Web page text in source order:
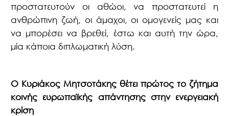
προστατευτούν οι αθώοι, να προστατευτεί η
ανθρώπινη ζωή, οι άμαχοι, οι ομογενείς μας και
να μπορέσει να βρεθεί, έστω και αυτή την ώρα,
μία κάποια διπλωματική λύση.
Ο Κυριάκος Μητσοτάκης θέτει πρώτος το ζήτημα
κοινής ευρωπαϊκής απάντησης στην ενεργειακή
κρίση